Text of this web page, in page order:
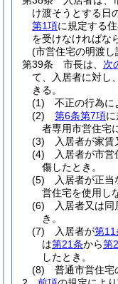
け渡そうとする日
第1項に規定する
を受けなければな
(市営住宅の明渡し
第39条
市長は、 次
て、入居者に対し
きる。
(1)
不正の行為に
(2)
第6条第7項
者専用市営住宅
(3)
入居者が家賃
(4)
入居者が市
傷したとき。
(5)
入居者が正
営住宅を使用し
(6)
入居者又は
き。
(7)
入居者が第11
は第21条から第
したとき。
(8)
普通市営住宅